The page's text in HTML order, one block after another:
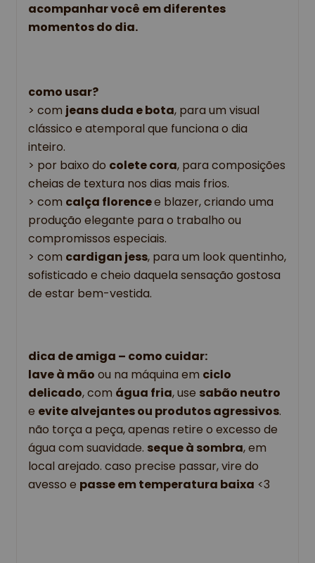
acompanhar você em diferentes
momentos do dia.
como usar?
> com jeans duda e bota, para um visual
clássico e atemporal que funciona o dia
inteiro.
> por baixo do colete cora, para composições
cheias de textura nos dias mais frios.
> com calça florence e blazer, criando uma
produção elegante para o trabalho ou
compromissos especiais.
> com cardigan jess, para um look quentinho,
sofisticado e cheio daquela sensação gostosa
de estar bem-vestida.
dica de amiga – como cuidar:
lave à mão ou na máquina em ciclo
delicado, com água fria, use sabão neutro
e evite alvejantes ou produtos agressivos.
não torça a peça, apenas retire o excesso de
água com suavidade. seque à sombra, em
local arejado. caso precise passar, vire do
avesso e passe em temperatura baixa <3